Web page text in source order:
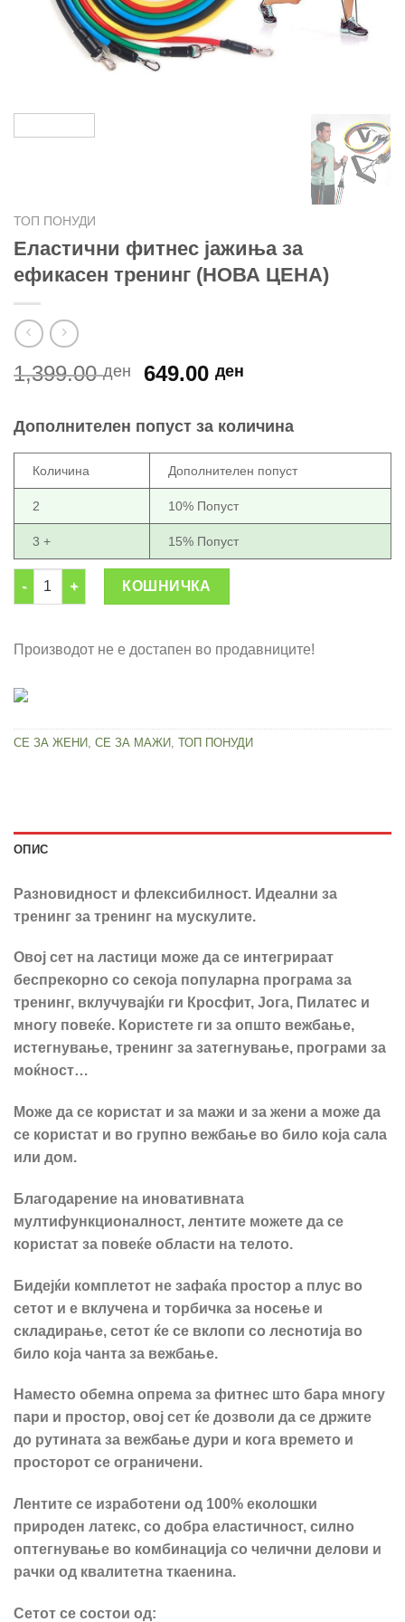
ТОП ПОНУДИ
Еластични фитнес јажиња за
ефикасен тренинг (НОВА ЦЕНА)
1,399.00ден
Original
1,399.00 ден.
649.00ден
649.00 ден.
Дополнителен попуст за количина
Количина Дополнителен попуст
2 10% Попуст
3 + 15% Попуст
Еластични фитнес јажиња за ефикасен тренинг (НОВА
КОШНИЧКА
Производот не е достапен во продавниците!
СЕ ЗА ЖЕНИ СЕ ЗА МАЖИ ТОП ПОНУДИ
ОПИС
Разновидност и флексибилност. Идеални за
тренинг за тренинг на мускулите.
Овој сет на ластици може да се интегрираат
беспрекорно со секоја популарна програма за
тренинг, вклучувајќи ги Кросфит, Јога, Пилатес и
многу повеќе. Користете ги за општо вежбање,
истегнување, тренинг за затегнување, програми за
моќност…
Може да се користат и за мажи и за жени а може да
се користат и во групно вежбање во било која сала
или дом.
Благодарение на иновативната
мултифункционалност, лентите можете да се
користат за повеќе области на телото.
Бидејќи комплетот не зафаќа простор а плус во
сетот и е вклучена и торбичка за носење и
складирање, сетот ќе се вклопи со леснотија во
било која чанта за вежбање.
Наместо обемна опрема за фитнес што бара многу
пари и простор, овој сет ќе дозволи да се држите
до рутината за вежбање дури и кога времето и
просторот се ограничени.
Лентите се изработени од 100% еколошки
природен латекс, со добра еластичност, силно
оптегнување во комбинација со челични делови и
рачки од квалитетна ткаенина.
Сетот се состои од: